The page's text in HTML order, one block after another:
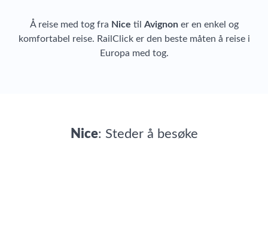
Å reise med tog fra Nice til Avignoner en enkel og
komfortabel reise. RailClick er den beste måten å reise i
Europa med tog.
Nice: Steder å besøke